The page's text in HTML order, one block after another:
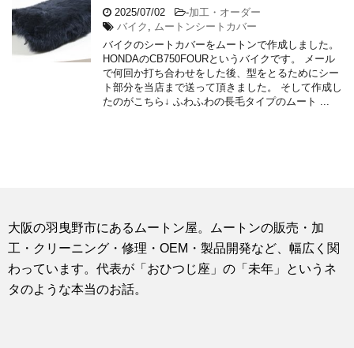
2025/07/02 -加工・オーダー
バイク , ムートンシートカバー
バイクのシートカバーをムートンで作成しました。
HONDAのCB750FOURというバイクです。 メール
で何回か打ち合わせをした後、型をとるためにシー
ト部分を当店まで送って頂きました。 そして作成し
たのがこちら↓ ふわふわの長毛タイプのムート ...
大阪の羽曳野市にあるムートン屋。ムートンの販売・加
工・クリーニング・修理・OEM・製品開発など、幅広く関
わっています。代表が「おひつじ座」の「未年」というネ
タのような本当のお話。